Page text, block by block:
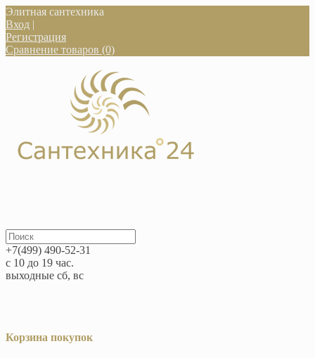
Элитная сантехника
Вход |
Регистрация
Сравнение товаров (0)
+7(499) 490-52-31
с 10 до 19 час.
выходные сб, вс
Корзина покупок